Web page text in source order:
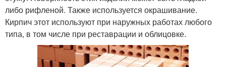
либо рифленой. Также используется окрашивание.
Кирпич этот используют при наружных работах любого
типа, в том числе при реставрации и облицовке.